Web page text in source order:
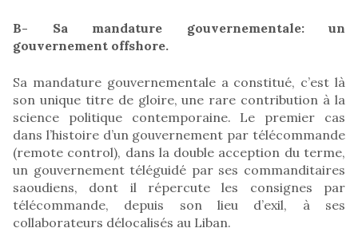
B- Sa mandature gouvernementale: un
gouvernement offshore.
Sa mandature gouvernementale a constitué, c’est là
son unique titre de gloire, une rare contribution à la
science politique contemporaine. Le premier cas
dans l’histoire d’un gouvernement par télécommande
(remote control), dans la double acception du terme,
un gouvernement téléguidé par ses commanditaires
saoudiens, dont il répercute les consignes par
télécommande, depuis son lieu d’exil, à ses
collaborateurs délocalisés au Liban.